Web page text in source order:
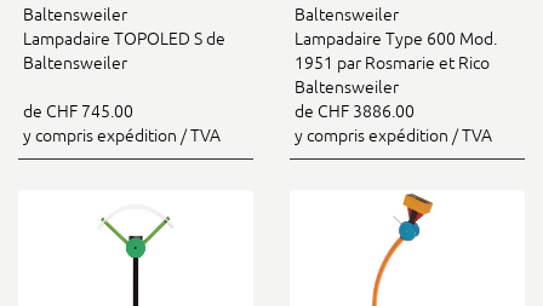
Baltensweiler
Lampadaire TOPOLED S de
Baltensweiler
de CHF 745.00
y compris expédition / TVA
Baltensweiler
Lampadaire Type 600 Mod.
1951 par Rosmarie et Rico
Baltensweiler
de CHF 3886.00
y compris expédition / TVA